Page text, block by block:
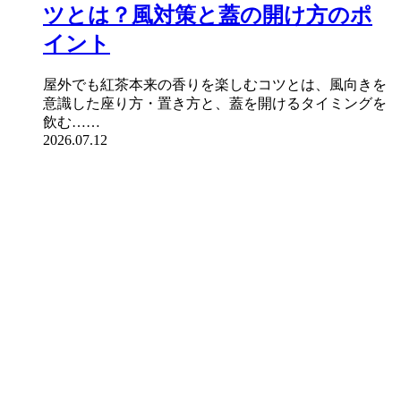
ツとは？風対策と蓋の開け方のポ
イント
屋外でも紅茶本来の香りを楽しむコツとは、風向きを
意識した座り方・置き方と、蓋を開けるタイミングを
飲む……
2026.07.12